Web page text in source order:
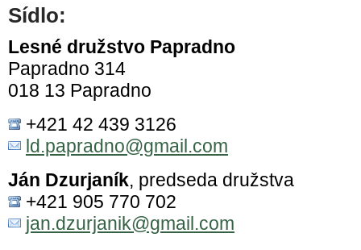
Sídlo:
Lesné družstvo Papradno
Papradno 314
018 13 Papradno
+421 42 439 3126
ld.papradno@gmail.com
Ján Dzurjaník, predseda družstva
+421 905 770 702
jan.dzurjanik@gmail.com